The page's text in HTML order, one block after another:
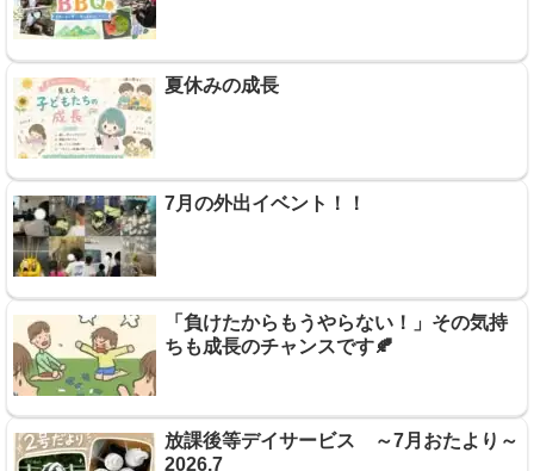
夏休みの成長
7月の外出イベント！！
「負けたからもうやらない！」その気持
ちも成長のチャンスです🍂
放課後等デイサービス ～7月おたより～
2026.7